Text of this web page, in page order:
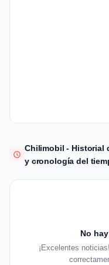
Chilimobil - Historial
y cronología del
No
¡Excelentes